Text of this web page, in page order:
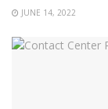
JUNE 14, 2022